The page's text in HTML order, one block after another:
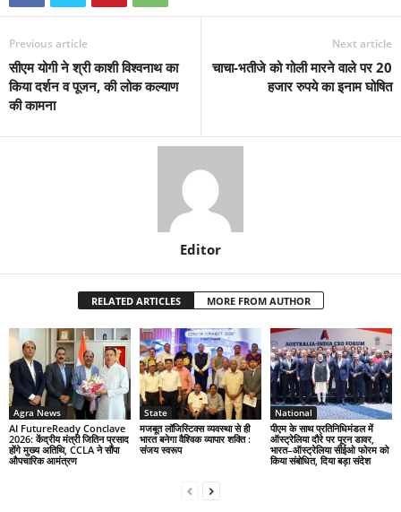
Previous article
सीएम योगी ने श्री काशी विश्वनाथ का
किया दर्शन व पूजन, की लोक कल्याण
की कामना
Next article
चाचा-भतीजे को गोली मारने वाले पर 20
हजार रुपये का इनाम घोषित
Editor
RELATED ARTICLES MORE FROM AUTHOR
Agra News
AI FutureReady Conclave
2026: केंद्रीय मंत्री जितिन प्रसाद
होंगे मुख्य अतिथि, CCLA ने सौंपा
औपचारिक आमंत्रण
State
मजबूत लॉजिस्टिक्स व्यवस्था से ही
भारत बनेगा वैश्विक व्यापार शक्ति :
संजय स्वरूप
National
पीएम के साथ प्रतिनिधिमंडल में
ऑस्ट्रेलिया दौरे पर पूरन डावर,
भारत–ऑस्ट्रेलिया सीईओ फोरम को
किया संबोधित, दिया बड़ा संदेश